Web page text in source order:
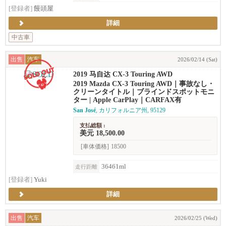
[登録者] 饅頭屋
詳細
中古車
出售 汽车 2026/02/14 (Sat)
2019 马自达 CX-3 Touring AWD
2019 Mazda CX-3 Touring AWD｜事故なし・
クリーンタイトル｜ブラインドスポットモニ
ター | Apple CarPlay｜CARFAX有
San José, カリフォルニア州, 95129
支払総額 :
美元 18,500.00
[車体価格] 18500
走行距離
36461ml
[登録者] Yuki
詳細
出售 汽车 2026/02/25 (Wed)